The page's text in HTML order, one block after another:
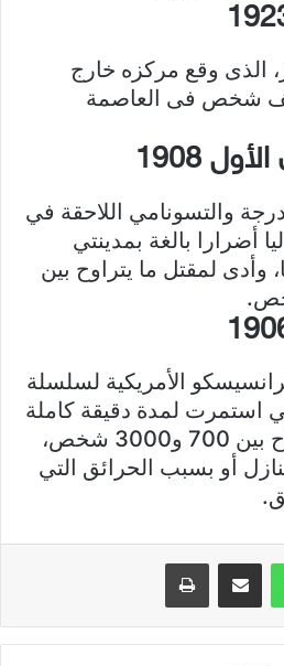
الذى وقع مركزه خارج
لمقتل 142 ألف شخص فى العاصمة
ألحق زلزال بقوة 7.1 درجة والتسونامي اللاحقة في
أضرارا بالغة بمدينتي
وأدى لمقتل ما يتراوح بين
الأمريكية لسلسلة
استمرت لمدة دقيقة كاملة
وأدت لمصرع ما يترواح بين 700 و3000 شخص،
أو بسبب الحرائق التي
واتساب مشاركة عبر البريد طباعة